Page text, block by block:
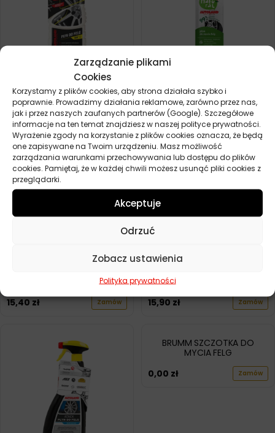
Zarządzanie plikami
Cookies
Korzystamy z plików cookies, aby strona działała szybko i
poprawnie. Prowadzimy działania reklamowe, zarówno przez nas,
jak i przez naszych zaufanych partnerów (Google). Szczegółowe
informacje na ten temat znajdziesz w naszej polityce prywatności.
Wyrażenie zgody na korzystanie z plików cookies oznacza, że będą
one zapisywane na Twoim urządzeniu. Masz możliwość
zarządzania warunkami przechowywania lub dostępu do plików
cookies. Pamiętaj, że w każdej chwili możesz usunąć pliki cookies z
przeglądarki.
Akceptuje
Odrzuć
Zobacz ustawienia
Polityka prywatności
AUTOLAND SP PŁYN DO FELG
670ML
15,70zł Zamów
MYCIA FELG 500ML
16,00zł Zamów
15,40 zł Zamów
DO MYCIA FELG 750ML
15,90 zł Zamów
BRUMM SZCZOTKA DO
MYCIA FELG
0,00 zł Zamów